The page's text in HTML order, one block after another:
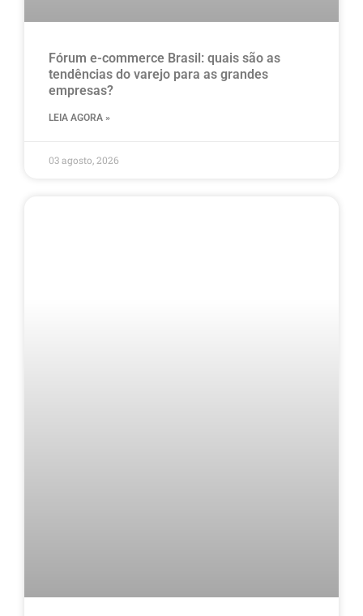
Fórum e-commerce Brasil: quais são as
tendências do varejo para as grandes
empresas?
LEIA AGORA »
03 agosto, 2026